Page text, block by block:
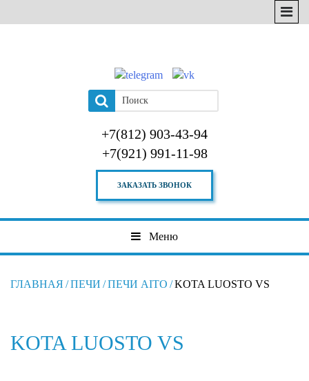
+7(812) 903-43-94
+7(921) 991-11-98
ЗАКАЗАТЬ ЗВОНОК
Меню
ГЛАВНАЯ /ПЕЧИ /ПЕЧИ AITO /KOTA LUOSTO VS
KOTA LUOSTO VS